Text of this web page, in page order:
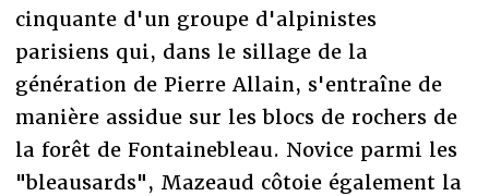
cinquante d'un groupe d'alpinistes
parisiens qui, dans le sillage de la
génération de Pierre Allain, s'entraîne de
manière assidue sur les blocs de rochers de
la forêt de Fontainebleau. Novice parmi les
"bleausards", Mazeaud côtoie également la